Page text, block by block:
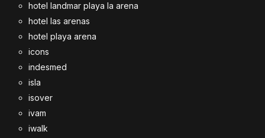
hotel landmar playa la arena
hotel las arenas
hotel playa arena
icons
indesmed
isla
isover
ivam
iwalk